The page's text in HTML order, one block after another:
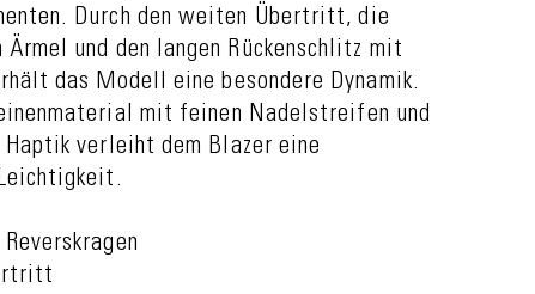
Durch den weiten Übertritt, die
und den langen Rückenschlitz mit
das Modell eine besondere Dynamik.
mit feinen Nadelstreifen und
verleiht dem Blazer eine